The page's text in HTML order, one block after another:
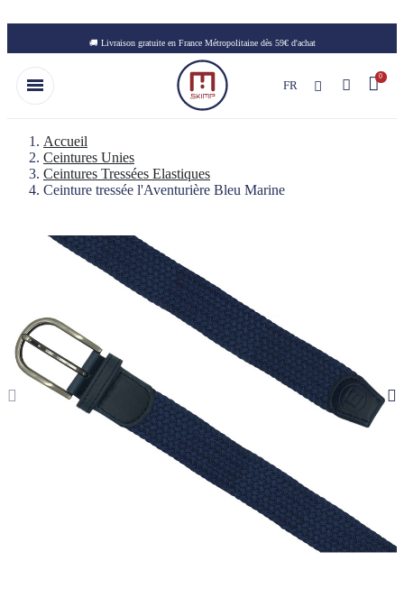
🚚 Livraison gratuite en France Métropolitaine dès 59€ d'achat
FR
Accueil
Ceintures Unies
Ceintures Tressées Elastiques
Ceinture tressée l'Aventurière Bleu Marine